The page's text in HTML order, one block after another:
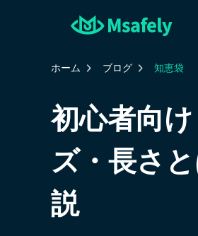
ホーム ブログ 知恵袋
初心者向
ズ・長さ
説